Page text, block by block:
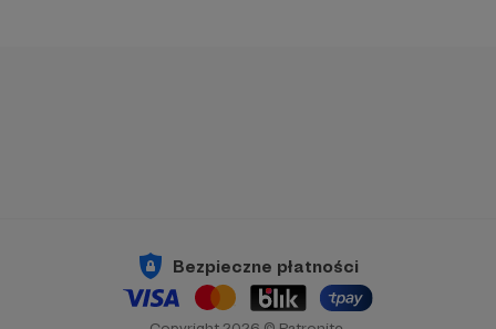
Bezpieczne płatności